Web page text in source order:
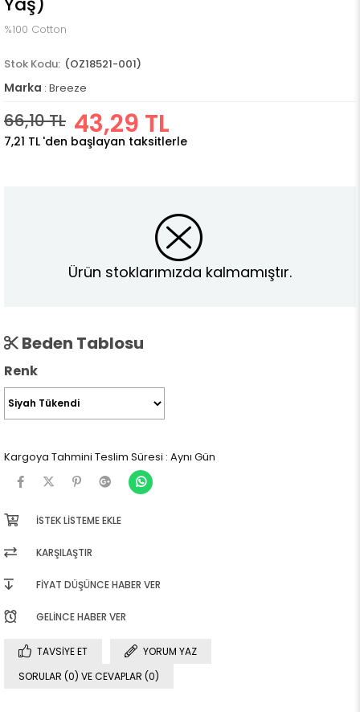
%100 Cotton
(OZ18521-001)
Marka : Breeze
66,10 TL 43,29 TL
7,21 TL 'den başlayan taksitlerle
Ürün stoklarımızda kalmamıştır.
Beden Tablosu
Renk
Kargoya Tahmini Teslim Süresi : Aynı Gün
İSTEK LISTEME EKLE
KARŞILAŞTIR
FIYAT DÜŞÜNCE HABER VER
GELINCE HABER VER
TAVSIYE ET
YORUM YAZ
SORULAR (0) VE CEVAPLAR (0)